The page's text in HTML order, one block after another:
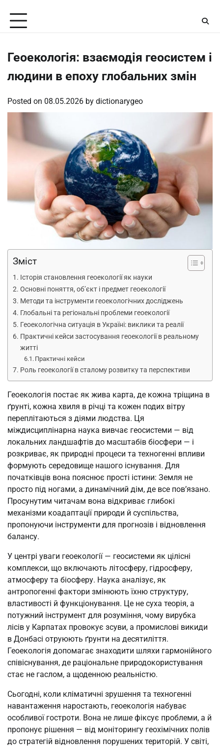
content
Геоекологія: взаємодія геосистем і
людини в епоху глобальних змін
Posted on 08.05.2026 by dictionarygeo
Зміст
Історія становлення геоекології як науки
Основні поняття, об’єкт і предмет геоекології
Методи та інструменти геоекологічних досліджень
Глобальні та регіональні проблеми геоекології
Геоекологічна ситуація в Україні: виклики та реалії
Практичні кейси застосування геоекології в реальному
житті
Практичні кейси
Роль геоекології в сталому розвитку та перспективи
Геоекологія постає як жива карта, де кожна тріщина в
ґрунті, кожна хвиля в річці та кожен подих вітру
переплітаються з діями людства. Ця
міждисциплінарна наука вивчає геосистеми — від
локальних ландшафтів до масштабів біосфери — і
розкриває, як природні процеси та техногенні впливи
формують середовище нашого існування. Для
початківців вона пояснює прості істини: Земля не
просто під ногами, а динамічний дім, де все пов’язано.
Просунутим читачам вона відкриває глибокі
механізми коадаптації природи й суспільства,
пропонуючи інструменти для прогнозів і відновлення
балансу.
У центрі уваги геоекології — геосистеми як цілісні
комплекси, що включають літосферу, гідросферу,
атмосферу та біосферу. Наука аналізує, як
антропогенні фактори змінюють їхню структуру,
властивості й функціонування. Це не суха теорія, а
потужний інструмент для розуміння, чому вирубка
лісів у Карпатах провокує зсуви, а промислові викиди
в Донбасі отруюють ґрунти на десятиліття.
Геоекологія допомагає знаходити шляхи гармонійного
співіснування, де раціональне природокористування
стає не гаслом, а щоденною реальністю.
Сьогодні, коли кліматичні зрушення та техногенні
навантаження наростають, геоекологія набуває
особливої гостроти. Вона не лише фіксує проблеми, а й
пропонує рішення — від моніторингу геохімічних полів
до стратегій відновлення порушених територій. У світі,